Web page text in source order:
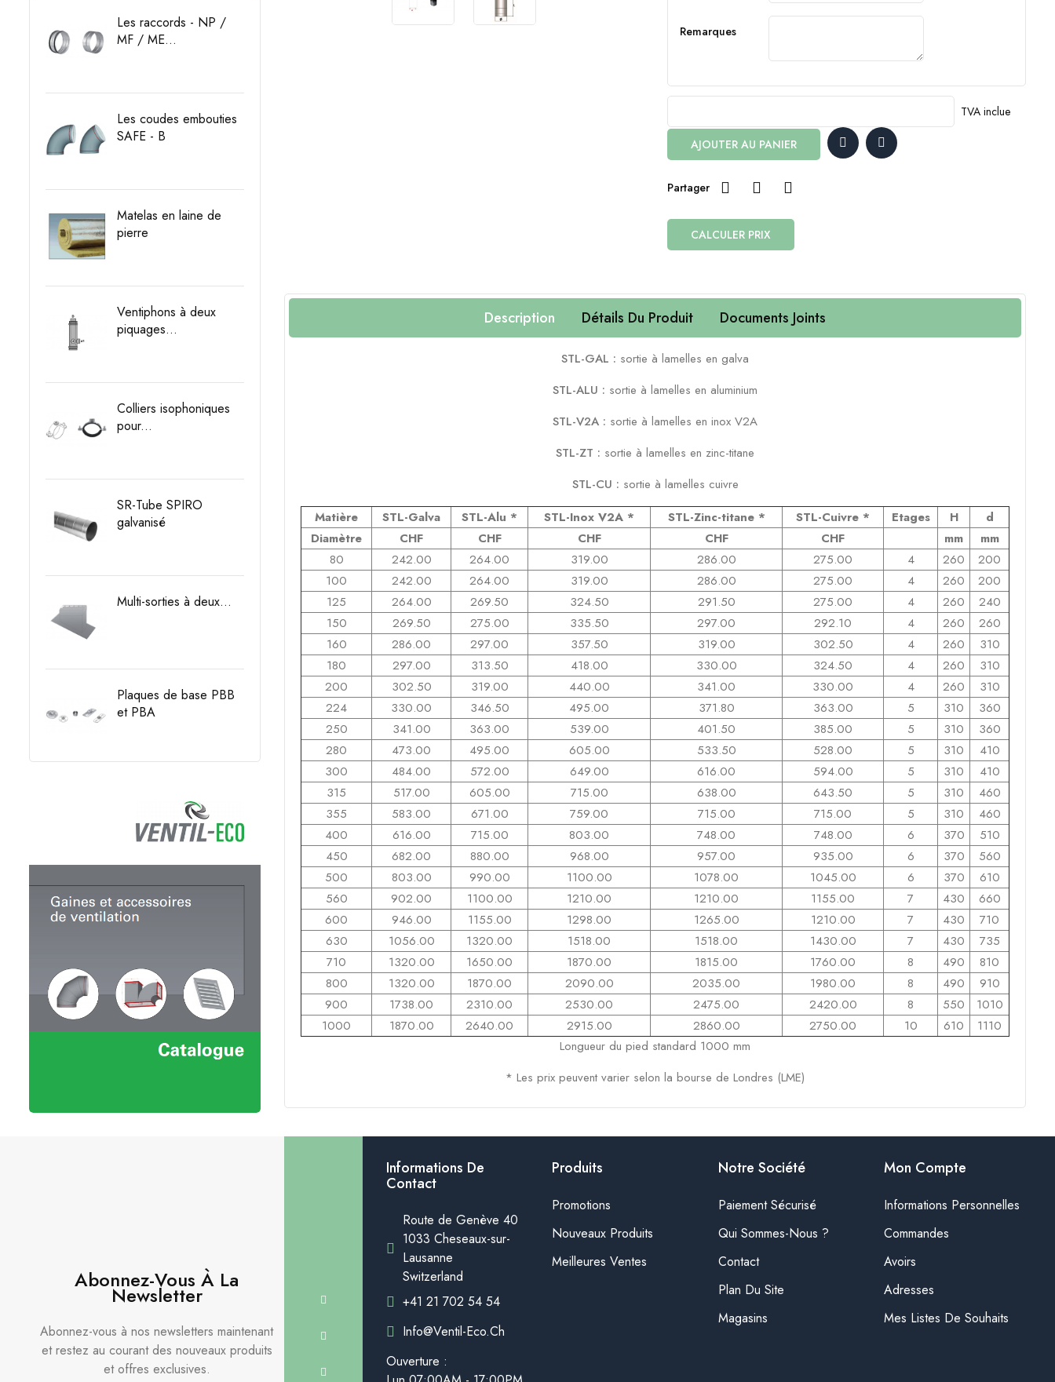
Les raccords - NP /
MF / ME...
Les coudes embouties
SAFE - B
Matelas en laine de
pierre
Ventiphons à deux
piquages...
Colliers isophoniques
pour...
SR-Tube SPIRO
galvanisé
Multi-sorties à deux...
Plaques de base PBB
et PBA
Remarques
TVA inclue
AJOUTER AU PANIER
Partager
CALCULER PRIX
Description Détails Du Produit Documents Joints
STL-GAL : sortie à lamelles en galva
STL-ALU : sortie à lamelles en aluminium
STL-V2A : sortie à lamelles en inox V2A
STL-ZT : sortie à lamelles en zinc-titane
STL-CU : sortie à lamelles cuivre
Matière
STL-Galva STL-Alu * STL-Inox V2A * STL-Zinc-titane* STL-Cuivre * Etages H
d
Diamètre
CHF CHF CHF CHF CHF mm
mm
80
242.00 264.00 319.00 286.00 275.00 4 260
200
100
242.00 264.00 319.00 286.00 275.00 4 260
200
125
264.00 269.50 324.50 291.50 275.00 4 260
240
150
269.50 275.00 335.50 297.00 292.10 4 260
260
160
286.00 297.00 357.50 319.00 302.50 4 260
310
180
297.00 313.50 418.00 330.00 324.50 4 260
310
200
302.50 319.00 440.00 341.00 330.00 4 260
310
224
330.00 346.50 495.00 371.80 363.00 5 310
360
250
341.00 363.00 539.00 401.50 385.00 5 310
360
280
473.00 495.00 605.00 533.50 528.00 5 310
410
300
484.00 572.00 649.00 616.00 594.00 5 310
410
315
517.00 605.00 715.00 638.00 643.50 5 310
460
355
583.00 671.00 759.00 715.00 715.00 5 310
460
400
616.00 715.00 803.00 748.00 748.00 6 370
510
450
682.00 880.00 968.00 957.00 935.00 6 370
560
500
803.00 990.00 1100.00 1078.00 1045.00 6 370
610
560
902.00 1100.00 1210.00 1210.00 1155.00 7 430
660
600
946.00 1155.00 1298.00 1265.00 1210.00 7 430
710
630
1056.00 1320.00 1518.00 1518.00 1430.00 7 430
735
710
1320.00 1650.00 1870.00 1815.00 1760.00 8 490
810
800
1320.00 1870.00 2090.00 2035.00 1980.00 8 490
910
900
1738.00 2310.00 2530.00 2475.00 2420.00 8 550
1010
1000
1870.00 2640.00 2915.00 2860.00 2750.00 10 610
1110
Longueur du pied standard 1000 mm
* Les prix peuvent varier selon la bourse de Londres (LME)
Abonnez-Vous À La
Newsletter
Abonnez-vous à nos newsletters maintenant
et restez au courant des nouveaux produits
et offres exclusives.
Informations De
Contact
Route de Genève 40
1033 Cheseaux-sur-
Lausanne
Switzerland
+41 21 702 54 54
Info@ventil-Eco.ch
Ouverture :
Produits
Promotions
Nouveaux Produits
Meilleures Ventes
Notre Société
Paiement Sécurisé
Qui Sommes-Nous ?
Contact
Plan Du Site
Magasins
Mon Compte
Informations Personnelles
Commandes
Avoirs
Adresses
Mes Listes De Souhaits